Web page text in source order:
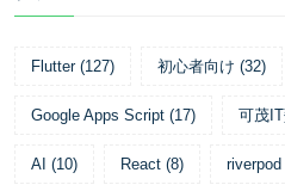
Flutter (127) 初心者向け (32)
Google Apps Script (17) 可茂
AI (10) React (8) riverpod